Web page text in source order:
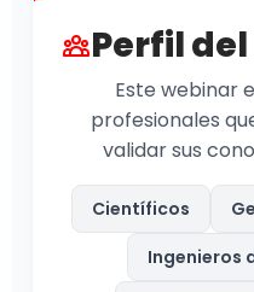
Perfil
Este webinar
profesionales
validar sus
Científicos
Ingenieros